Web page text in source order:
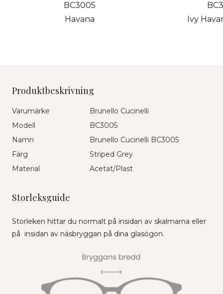
BC3005
Havana
Ivy
Produktbeskrivning
Varumärke
Brunello Cucinelli
Modell
BC3005
Namn
Brunello Cucinelli BC3005
Färg
Striped Grey
Material
Acetat/Plast
Storleksguide
Storleken hittar du normalt på insidan av skalmarna eller
på insidan av näsbryggan på dina glasögon.